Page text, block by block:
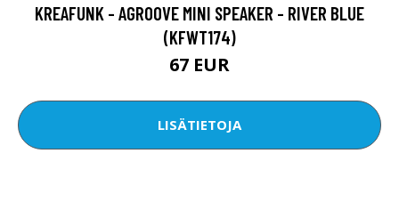
KREAFUNK - AGROOVE MINI SPEAKER - RIVER BLUE
(KFWT174)
67 EUR
LISÄTIETOJA